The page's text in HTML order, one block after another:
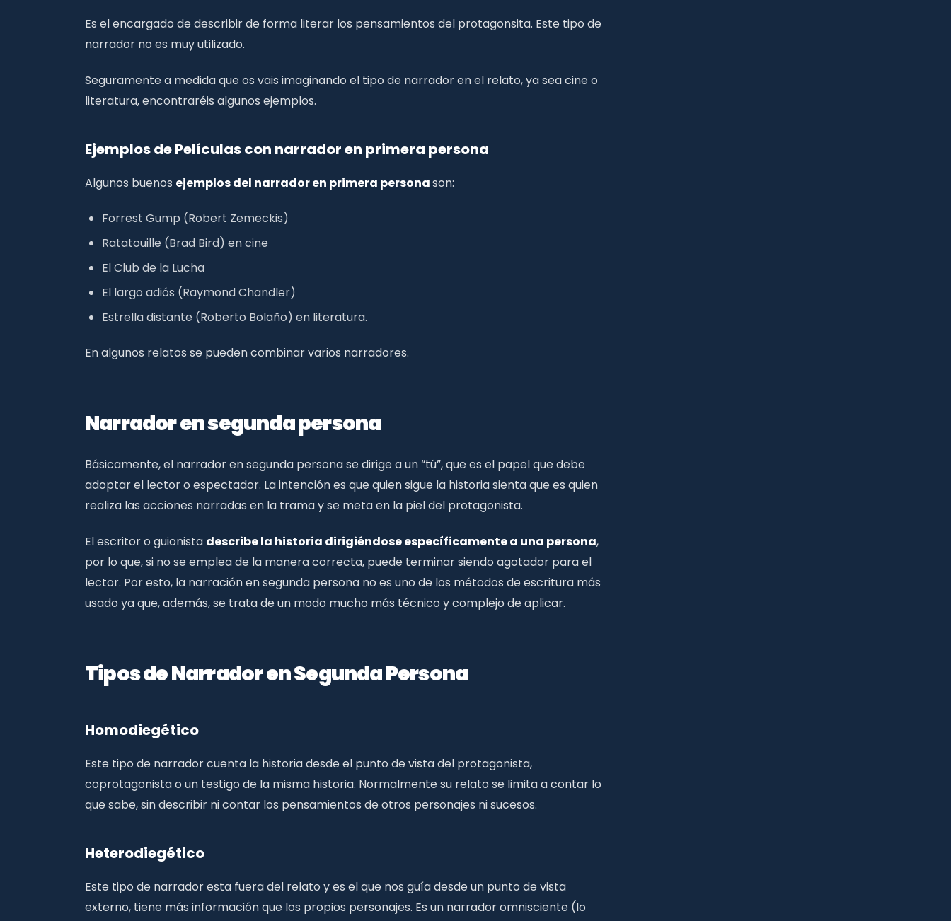
Es el encargado de describir de forma literar los pensamientos del protagonsita. Este tipo de
narrador no es muy utilizado.
Seguramente a medida que os vais imaginando el tipo de narrador en el relato, ya sea cine o
literatura, encontraréis algunos ejemplos.
Ejemplos de Películas con narrador en primera persona
Algunos buenos ejemplos del narrador en primera personason:
Forrest Gump (Robert Zemeckis)
Ratatouille (Brad Bird) en cine
El Club de la Lucha
El largo adiós (Raymond Chandler)
Estrella distante (Roberto Bolaño) en literatura.
En algunos relatos se pueden combinar varios narradores.
Narrador en segunda persona
Básicamente, el narrador en segunda persona se dirige a un “tú”, que es el papel que debe
adoptar el lector o espectador. La intención es que quien sigue la historia sienta que es quien
realiza las acciones narradas en la trama y se meta en la piel del protagonista.
El escritor o guionista describe la historia dirigiéndose específicamente a una persona,
por lo que, si no se emplea de la manera correcta, puede terminar siendo agotador para el
lector. Por esto, la narración en segunda persona no es uno de los métodos de escritura más
usado ya que, además, se trata de un modo mucho más técnico y complejo de aplicar.
Tipos de Narrador en Segunda Persona
Homodiegético
Este tipo de narrador cuenta la historia desde el punto de vista del protagonista,
coprotagonista o un testigo de la misma historia. Normalmente su relato se limita a contar lo
que sabe, sin describir ni contar los pensamientos de otros personajes ni sucesos.
Heterodiegético
Este tipo de narrador esta fuera del relato y es el que nos guía desde un punto de vista
externo, tiene más información que los propios personajes. Es un narrador omnisciente (lo